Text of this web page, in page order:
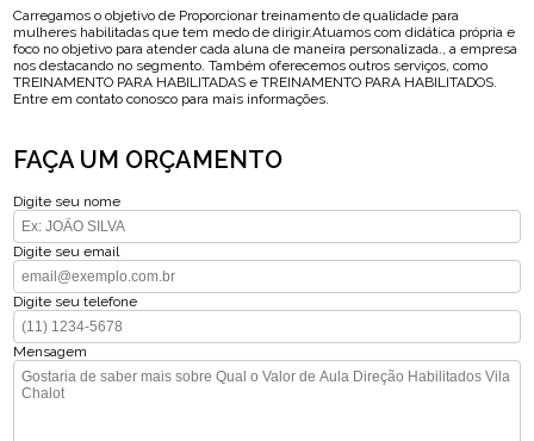
Carregamos o objetivo de Proporcionar treinamento de qualidade para
mulheres habilitadas que tem medo de dirigir.Atuamos com didática própria e
foco no objetivo para atender cada aluna de maneira personalizada., a empresa
nos destacando no segmento. Também oferecemos outros serviços, como
TREINAMENTO PARA HABILITADAS e TREINAMENTO PARA HABILITADOS.
Entre em contato conosco para mais informações.
FAÇA UM ORÇAMENTO
Digite seu nome
Digite seu email
Digite seu telefone
Mensagem